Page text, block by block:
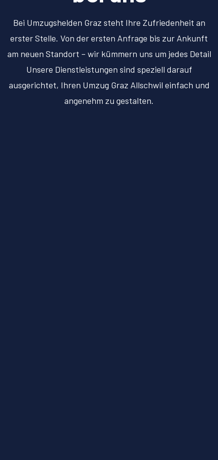
Bei Umzugshelden Graz steht Ihre Zufriedenheit an
erster Stelle. Von der ersten Anfrage bis zur Ankunft
am neuen Standort – wir kümmern uns um jedes Detail
Unsere Dienstleistungen sind speziell darauf
ausgerichtet, Ihren Umzug Graz Allschwil einfach und
angenehm zu gestalten.